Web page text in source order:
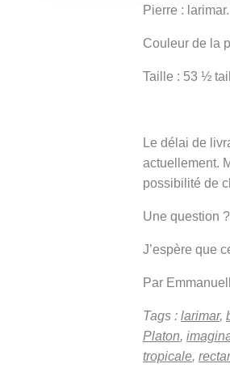
Pierre : larimar.
Couleur de la
Taille : 53 ½
Le délai de
actuellement.
possibilité de
Une question ?
J’espère que
Par
Tags : larimar,
Platon,
tropicale,